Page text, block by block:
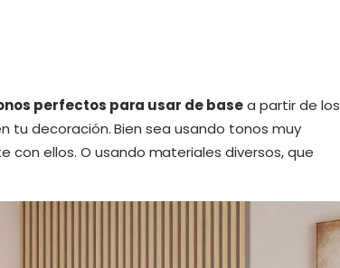
perfectos para usar de basea partir de los
tu decoración. Bien sea usando tonos muy
ellos. O usando materiales diversos, que